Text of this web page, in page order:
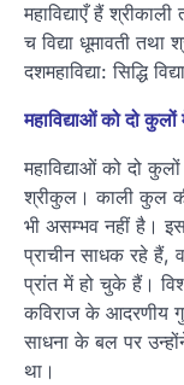
महाविद्याएँ हैं श्रीकाली
च विद्या धूमावती तथा
दशमहाविद्या: सिद्धि
महाविद्याओं को दो
महाविद्याओं को दो
श्रीकुल। काली कुल
भी असम्भव नहीं है। इस
प्राचीन साधक रहे हैं,
प्रांत में हो चुके हैं।
कविराज के आदरणीय
साधना के बल पर
था।